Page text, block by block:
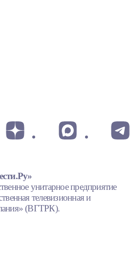
унитарное предприятие
телевизионная и
(ВГТРК).